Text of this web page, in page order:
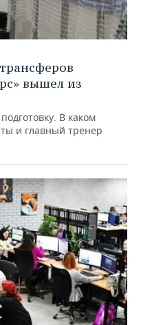
вышел из
В каком
и главный тренер